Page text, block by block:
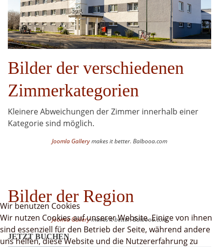
Bilder der verschiedenen
Zimmerkategorien
Kleinere Abweichungen der Zimmer innerhalb einer
Kategorie sind möglich.
Joomla Gallerymakes it better. Balbooa.com
Bilder der Region
Joomla Gallerymakes it better. Balbooa.com
JETZT BUCHEN
Wir benutzen Cookies
Wir nutzen Cookies auf unserer Website. Einige von ihnen
sind essenziell für den Betrieb der Seite, während andere
uns helfen, diese Website und die Nutzererfahrung zu